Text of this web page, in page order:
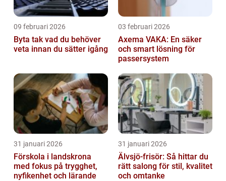
09 februari 2026
Byta tak vad du behöver
veta innan du sätter igång
03 februari 2026
Axema VAKA: En säker
och smart lösning för
passersystem
31 januari 2026
Förskola i landskrona
med fokus på trygghet,
nyfikenhet och lärande
31 januari 2026
Älvsjö-frisör: Så hittar du
rätt salong för stil, kvalitet
och omtanke